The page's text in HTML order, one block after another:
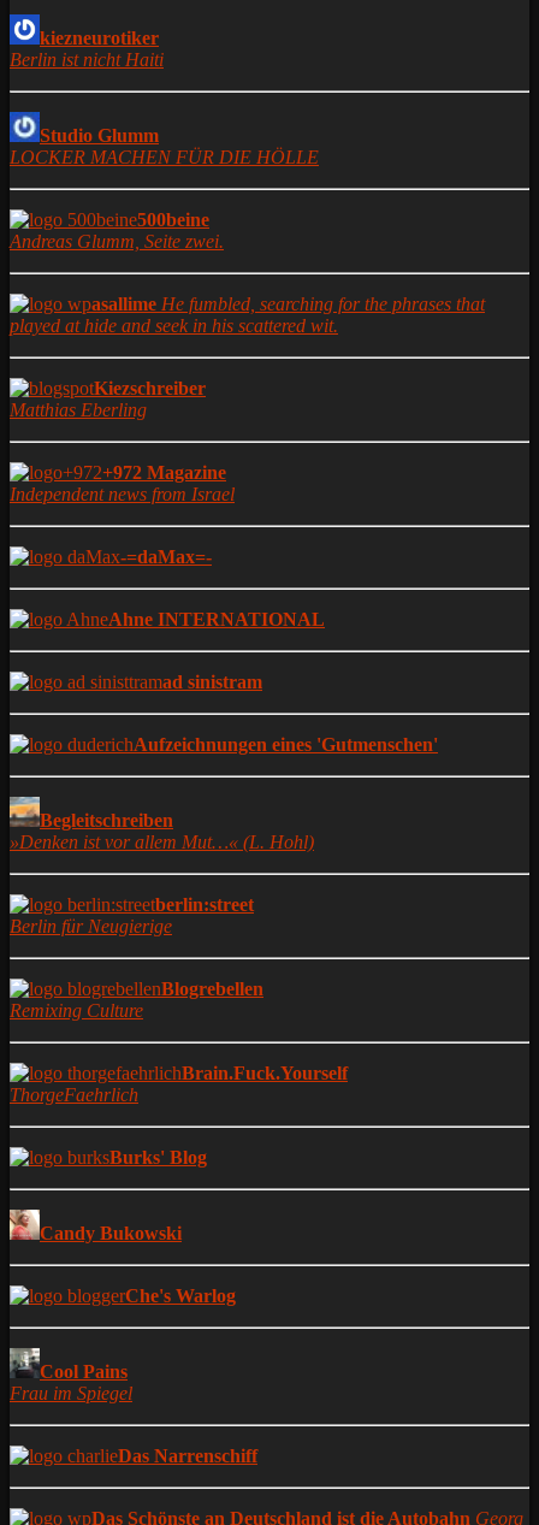
kiezneurotiker
Berlin ist nicht Haiti
Studio Glumm
LOCKER MACHEN FÜR DIE HÖLLE
500beine
Andreas Glumm, Seite zwei.
asallime He fumbled, searching for the phrases that
played at hide and seek in his scattered wit.
Kiezschreiber
Matthias Eberling
+972 Magazine
Independent news from Israel
-=daMax=-
Ahne INTERNATIONAL
ad sinistram
Aufzeichnungen eines 'Gutmenschen'
Begleitschreiben
»Denken ist vor allem Mut…« (L. Hohl)
berlin:street
Berlin für Neugierige
Blogrebellen
Remixing Culture
Brain.Fuck.Yourself
ThorgeFaehrlich
Burks' Blog
Candy Bukowski
Che's Warlog
Cool Pains
Frau im Spiegel
Das Narrenschiff
Das Schönste an Deutschland ist die Autobahn Georg